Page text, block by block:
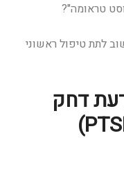
טראומה"?
לתת טיפול ראשוני
דחק
)